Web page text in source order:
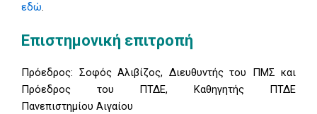
εδώ.
Επιστημονική επιτροπή
Πρόεδρος: Σοφός Αλιβίζος, Διευθυντής του ΠΜΣ και
Πρόεδρος του ΠΤΔΕ, Καθηγητής ΠΤΔΕ
Πανεπιστημίου Αιγαίου